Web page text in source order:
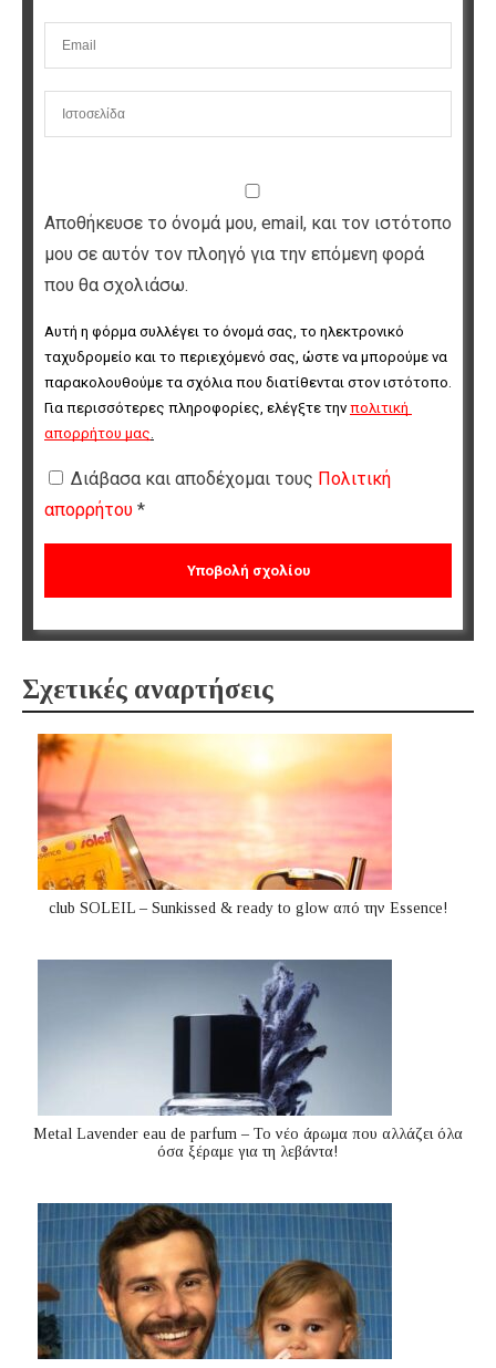
Αποθήκευσε το όνομά μου, email, και τον ιστότοπο
μου σε αυτόν τον πλοηγό για την επόμενη φορά
που θα σχολιάσω.
Αυτή η φόρμα συλλέγει το όνομά σας, το ηλεκτρονικό
ταχυδρομείο και το περιεχόμενό σας, ώστε να μπορούμε να
παρακολουθούμε τα σχόλια που διατίθενται στον ιστότοπο.
Για περισσότερες πληροφορίες, ελέγξτε την πολιτική
απορρήτου μας.
Διάβασα και αποδέχομαι τους Πολιτική
απορρήτου *
Σχετικές αναρτήσεις
club SOLEIL – Sunkissed & ready to glow από την Essence!
Metal Lavender eau de parfum – Το νέο άρωμα που αλλάζει όλα
όσα ξέραμε για τη λεβάντα!